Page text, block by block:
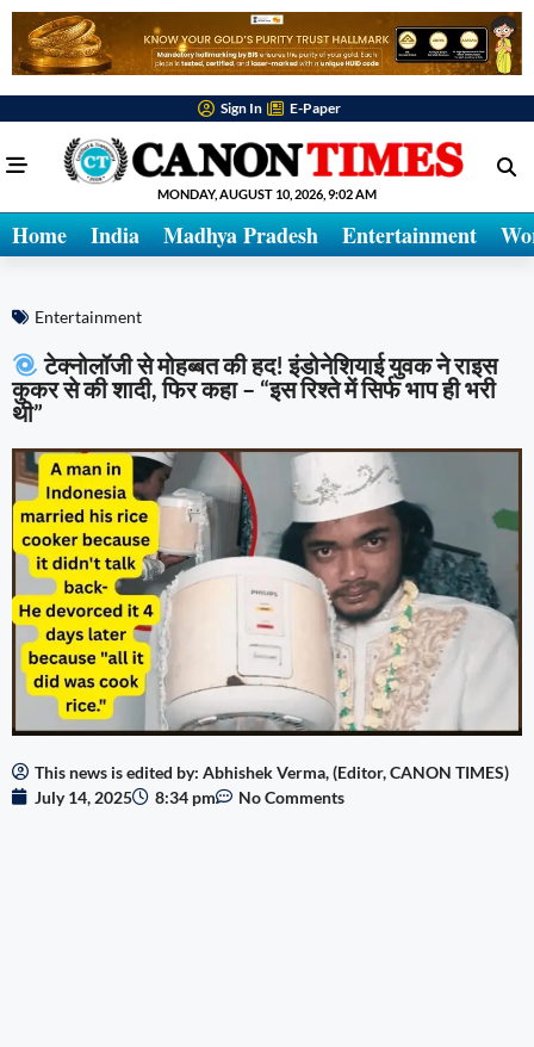
Sign In E-Paper
MONDAY, AUGUST 10, 2026, 9:02 AM
Home India Madhya Pradesh Entertainment
Entertainment
टेक्नोलॉजी से मोहब्बत की हद! इंडोनेशियाई युवक ने राइस
कुकर से की शादी, फिर कहा – “इस रिश्ते में सिर्फ भाप ही भरी
थी”
This news is edited by: Abhishek Verma, (Editor, CANON TIMES)
July 14, 2025
8:34 pm No Comments